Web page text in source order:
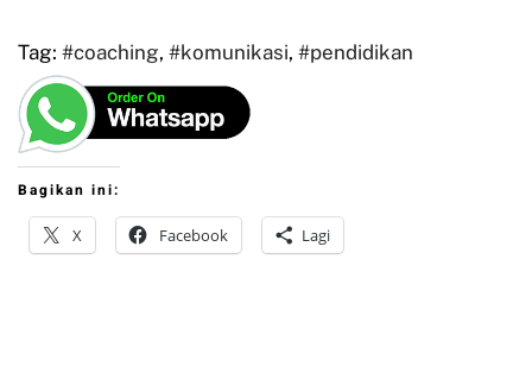
Tag: #coaching, #komunikasi, #pendidikan
Bagikan ini:
X Facebook Lagi